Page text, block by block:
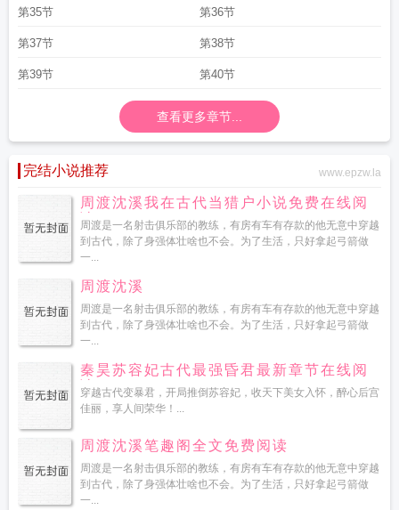
第35节 第36节
第37节 第38节
第39节 第40节
查看更多章节...
完结小说推荐 www.epzw.la
周渡沈溪我在古代当猎户小说免费在线阅
读
周渡是一名射击俱乐部的教练，有房有车有存款的他无意中穿越
到古代，除了身强体壮啥也不会。为了生活，只好拿起弓箭做
一...
周渡沈溪
周渡是一名射击俱乐部的教练，有房有车有存款的他无意中穿越
到古代，除了身强体壮啥也不会。为了生活，只好拿起弓箭做
一...
秦昊苏容妃古代最强昏君最新章节在线阅
读
穿越古代变暴君，开局推倒苏容妃，收天下美女入怀，醉心后宫
佳丽，享人间荣华！...
周渡沈溪笔趣阁全文免费阅读
周渡是一名射击俱乐部的教练，有房有车有存款的他无意中穿越
到古代，除了身强体壮啥也不会。为了生活，只好拿起弓箭做
一...